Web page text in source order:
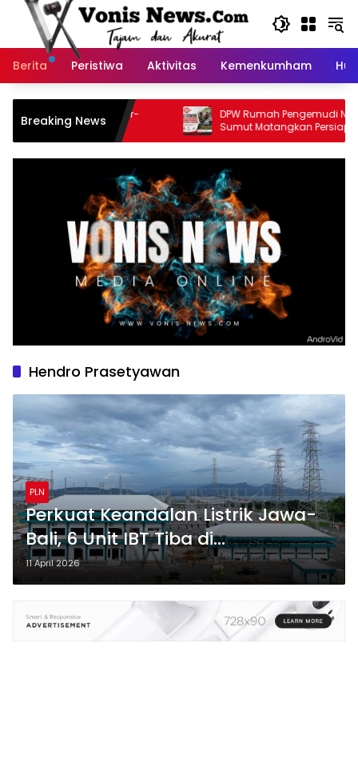
Langsung
Berita
Peristiwa Aktivitas Kemenkumham
Breaking News
Aksi di Jember-
Dugaan
BPOPP dan Perjalanan
DPW Rumah Pengemudi
Sumut Matangkan Persiapan
Dialog Publik dan Rakerwil
Hendro Prasetyawan
PLN
Perkuat Keandalan Listrik Jawa-
Bali, 6 Unit IBT Tiba di
Banyuwangi: Progres GITET & GI
150 kV Kalipuro Terus Dikebut
11 April 2026